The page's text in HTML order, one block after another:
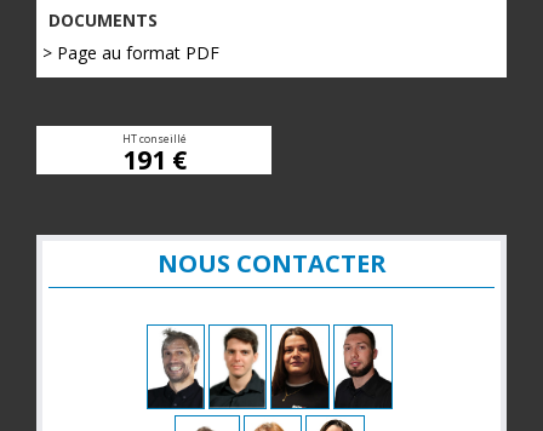
DOCUMENTS
> Page au format PDF
HT conseillé
191 €
NOUS CONTACTER